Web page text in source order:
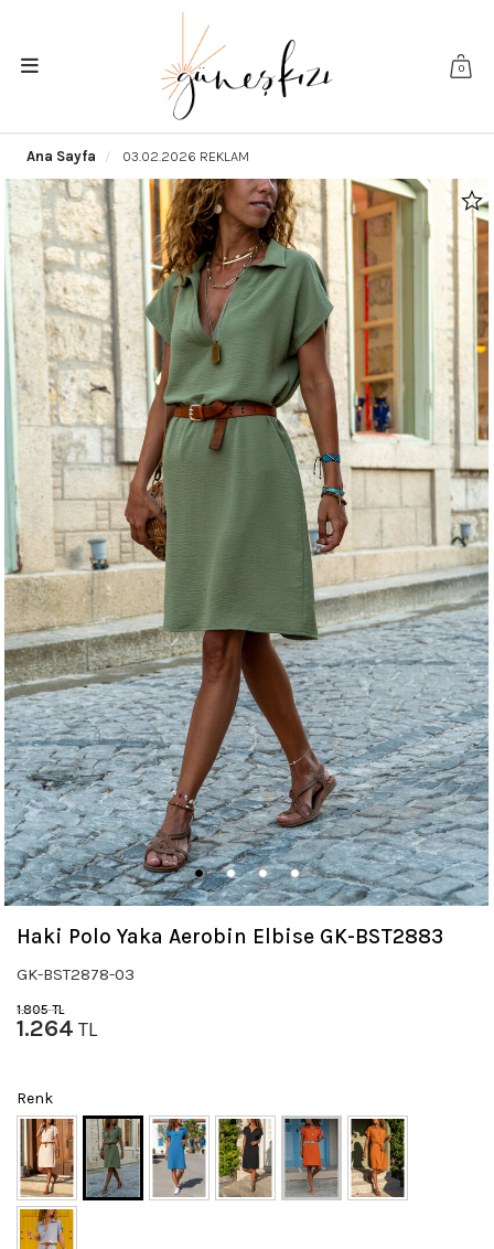
0
Ana Sayfa 03.02.2026 REKLAM
Haki Polo Yaka Aerobin Elbise GK-BST2883
GK-BST2878-03
1.805TL
1.264 TL
Renk